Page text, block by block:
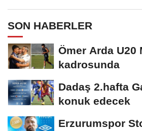
SON HABERLER
Ömer Arda U20
kadrosunda
Dadaş 2.hafta
konuk edecek
Erzurumspor